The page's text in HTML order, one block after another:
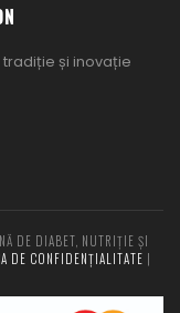
și inovație
DE DIABET, NUTRIȚIE ȘI
DE CONFIDENȚIALITATE |